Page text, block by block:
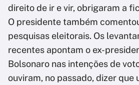
direito de ir e vir, obrigaram a
O presidente também
pesquisas eleitorais. Os
recentes apontam o ex-
Bolsonaro nas intenções de
ouviram, no passado, dizer que